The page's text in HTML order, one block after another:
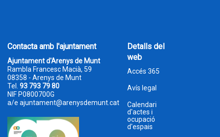
Contacta amb l'ajuntament
Ajuntament d'Arenys de Munt
Rambla Francesc Macià, 59
08358 - Arenys de Munt
Tel. 93 793 79 80
NIF P0800700G
a/e ajuntament@arenysdemunt.cat
Detalls del
web
Accés 365
Avís legal
Calendari
d'actes i
ocupació
d'espais